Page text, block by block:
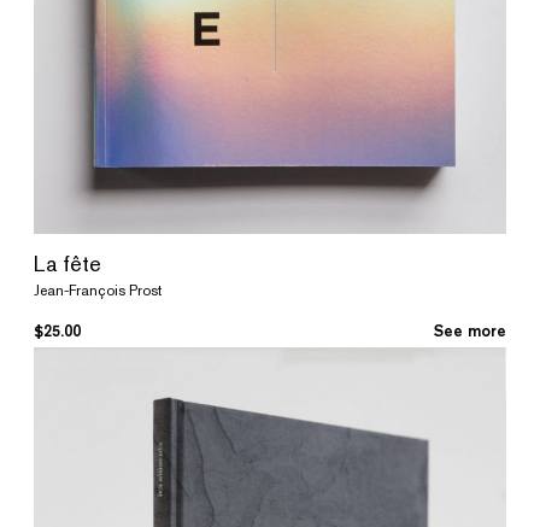
La fête
Jean-François Prost
$25.00 See more